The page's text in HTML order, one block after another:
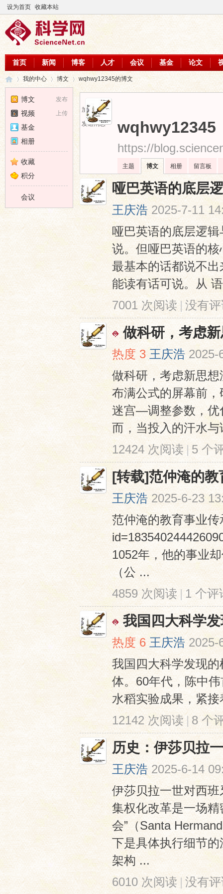
设为首页 收藏本站
首页 新闻 博客 人才 会议 基金 论文
›
我的中心 博文 wqhwy12345的博文
加为好友
发送消息
wqhwy12345
https://
主题 博文 相册 留言板
哑巴英语的底层
王庆浩 2025-7-11
哑巴英语的底层逻
说。但哑巴英语的
最基本的话都说不
能读有话可说。从‌
7001 次阅读 | 没有
做科研，考虑
热度 3 王庆浩 2025-
做科研，考虑新思
布满公式的屏幕前
迷宫—调整参数，优
而，当投入的汗水
12424 次阅读 | 5 个
[转载]范仲淹的
王庆浩 2025-6-23
范仲淹的教育事业
1052年，他的事业
（公 ...
4859 次阅读 | 1 个评
我国四大科学
热度 6 王庆浩 2025-
我国四大科学发现
体。60年代，陈中
水稻实验成果，紧
12142 次阅读 | 8 个
历史：伊莎贝拉
王庆浩 2025-6-14
伊莎贝拉一世对西
集权化改革是一场
会”（Santa
下是具体执行细节
架构 ...
6010 次阅读 | 没有
发布
博文
上传
视频
基金
相册
收藏
积分
会议